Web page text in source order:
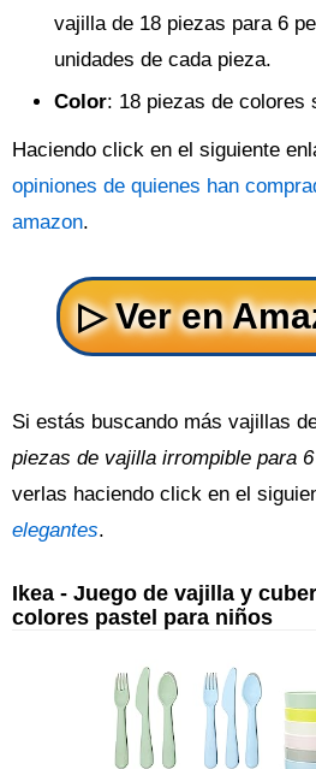
vajilla de 18 piezas para 6
unidades de cada pieza.
Color: 18 piezas de colores
Haciendo click en el siguiente
opiniones de quienes han
amazon.
Si estás buscando más vajillas
piezas de vajilla irrompible para
verlas haciendo click en el
elegantes.
Ikea - Juego de vajilla y
colores pastel para niños